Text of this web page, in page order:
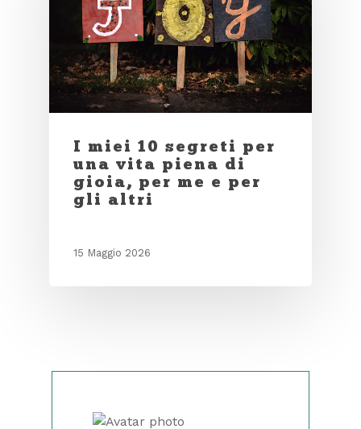
I miei 10 segreti per
una vita piena di
gioia, per me e per
gli altri
15 Maggio 2026